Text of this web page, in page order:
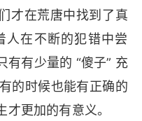
才在荒唐中找到了真
人在不断的犯错中尝
有有少量的 “傻子” 充
的时候也能有正确的
更加的有意义。